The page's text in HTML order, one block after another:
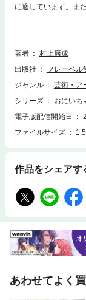
に適しています。ま
ト、検索、辞書の参
ーベル館創業100周
ちゃんっ』（2007年
年度April～Marchを
『マザーズブック だ
集。「自然の中で遊
かれ、すてきな時間
著者
村上康成
出版社
フレーベル
ジャンル
芸術・ア
シリーズ
おにいち
電子版配信開始日
ファイルサイズ
作品をシェアす
あわせてよく